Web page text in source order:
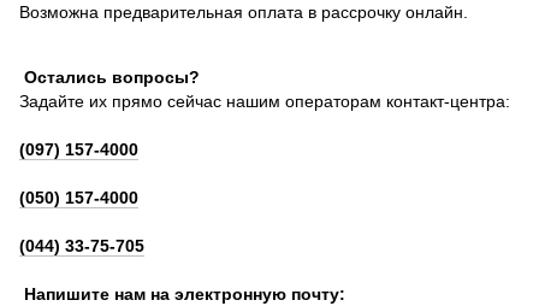
Возможна предварительная оплата в рассрочку онлайн.
Остались вопросы?
Задайте их прямо сейчас нашим операторам контакт-центра:
(097) 157-4000
(050) 157-4000
(044) 33-75-705
Напишите нам на электронную почту: